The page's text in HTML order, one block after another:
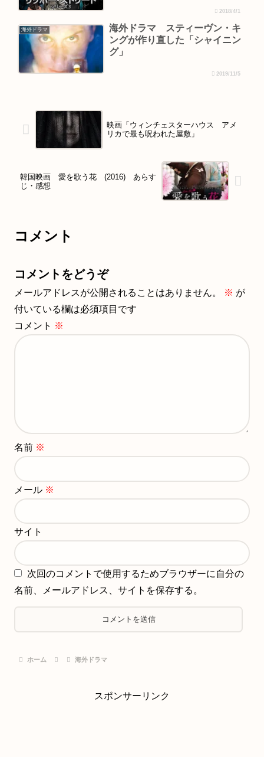
2018/4/1
海外ドラマ
海外ドラマ スティーヴン・キ
ングが作り直した「シャイニン
グ」
2019/11/5
映画「ウィンチェスターハウス アメ
リカで最も呪われた屋敷」
韓国映画 愛を歌う花 (2016) あらす
じ・感想
コメント
コメントをどうぞ
メールアドレスが公開されることはありません。 ※ が
付いている欄は必須項目です
コメント ※
名前 ※
メール ※
サイト
次回のコメントで使用するためブラウザーに自分の
名前、メールアドレス、サイトを保存する。
ホーム 海外ドラマ
スポンサーリンク